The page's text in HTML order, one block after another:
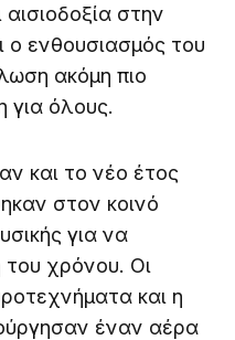
στην
ο ενθουσιασμός του
ακόμη πιο
για όλους.
και το νέο έτος
στον κοινό
για να
χρόνου. Οι
και η
έναν αέρα